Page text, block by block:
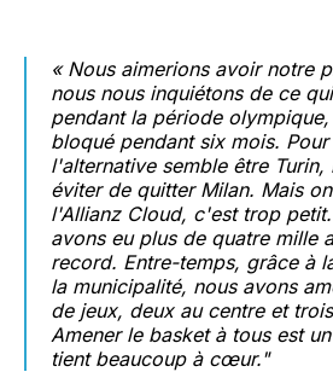
« Nous aimerions avoir notre
nous nous inquiétons de ce
pendant la période
bloqué pendant six mois.
l'alternative semble être Turin,
éviter de quitter Milan. Mais
l'Allianz Cloud, c'est trop
avons eu plus de quatre mille
record. Entre-temps, grâce à
la municipalité, nous avons
de jeux, deux au centre et
Amener le basket à tous est
tient beaucoup à cœur."